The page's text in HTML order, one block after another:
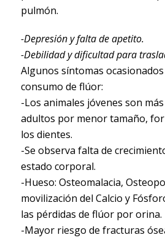
pulmón.
-Depresión y falta de apetito.
-Debilidad y dificultad para
Algunos síntomas
consumo de flúor:
-Los animales jóvenes son
adultos por menor tamaño,
los dientes.
-Se observa falta de
estado corporal.
-Hueso: Osteomalacia,
movilización del Calcio y
las pérdidas de flúor por orina.
-Mayor riesgo de fracturas